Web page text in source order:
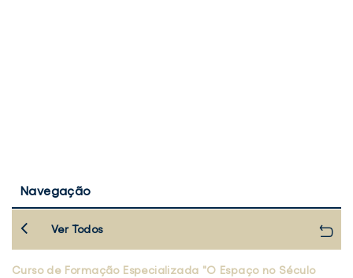
Navegação
Ver Todos
Curso de Formação Especializada "O Espaço no Século